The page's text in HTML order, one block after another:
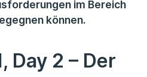
im Bereich
können.
Day 2 – Der